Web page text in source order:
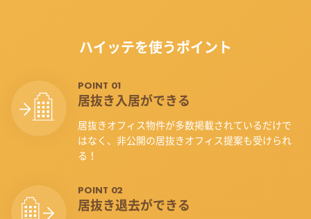
ハイッテを使うポイント
POINT 01
居抜き入居ができる
居抜きオフィス物件が多数掲載されているだけで
はなく、非公開の居抜きオフィス提案も受けられ
る！
POINT 02
居抜き退去ができる